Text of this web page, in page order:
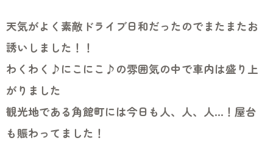
天気がよく素敵ドライブ日和だったのでまたまたお
誘いしました！！
わくわく♪にこにこ♪の雰囲気の中で車内は盛り上
がりました
観光地である角館町には今日も人、人、人…！屋台
も賑わってました！